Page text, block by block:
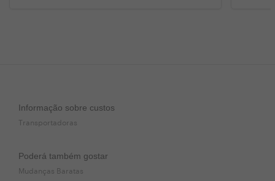
Informação sobre custos
Transportadoras
Poderá também gostar
Mudanças Baratas